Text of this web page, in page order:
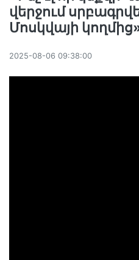
վերջում
Մոսկվայի
2025-08-06 09:38:00